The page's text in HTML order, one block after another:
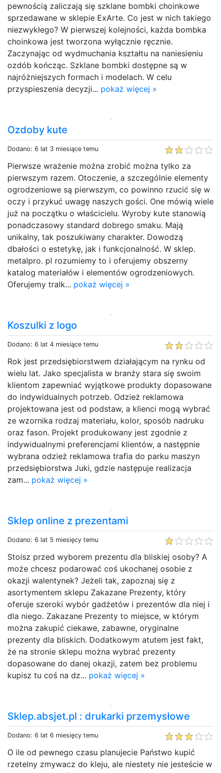
pewnością zaliczają się szklane bombki choinkowe
sprzedawane w sklepie ExArte. Co jest w nich takiego
niezwykłego? W pierwszej kolejności, każda bombka
choinkowa jest tworzona wyłącznie ręcznie.
Zaczynając od wydmuchania kształtu na naniesieniu
ozdób kończąc. Szklane bombki dostępne są w
najróżniejszych formach i modelach. W celu
przyspieszenia decyzji... pokaż więcej »
Ozdoby kute
Dodano: 6 lat 3 miesiące temu
Pierwsze wrażenie można zrobić można tylko za
pierwszym razem. Otoczenie, a szczególnie elementy
ogrodzeniowe są pierwszym, co powinno rzucić się w
oczy i przykuć uwagę naszych gości. One mówią wiele
już na początku o właścicielu. Wyroby kute stanowią
ponadczasowy standard dobrego smaku. Mają
unikalny, tak poszukiwany charakter. Dowodzą
dbałości o estetykę, jak i funkcjonalność. W sklep.
metalpro. pl rozumiemy to i oferujemy obszerny
katalog materiałów i elementów ogrodzeniowych.
Oferujemy tralk... pokaż więcej »
Koszulki z logo
Dodano: 6 lat 4 miesiące temu
Rok jest przedsiębiorstwem działającym na rynku od
wielu lat. Jako specjalista w branży stara się swoim
klientom zapewniać wyjątkowe produkty dopasowane
do indywidualnych potrzeb. Odzież reklamowa
projektowana jest od podstaw, a klienci mogą wybrać
ze wzornika rodzaj materiału, kolor, sposób nadruku
oraz fason. Projekt produkowany jest zgodnie z
indywidualnymi preferencjami klientów, a następnie
wybrana odzież reklamowa trafia do parku maszyn
przedsiębiorstwa Juki, gdzie następuje realizacja
zam... pokaż więcej »
Sklep online z prezentami
Dodano: 6 lat 5 miesięcy temu
Stoisz przed wyborem prezentu dla bliskiej osoby? A
może chcesz podarować coś ukochanej osobie z
okazji walentynek? Jeżeli tak, zapoznaj się z
asortymentem sklepu Zakazane Prezenty, który
oferuje szeroki wybór gadżetów i prezentów dla niej i
dla niego. Zakazane Prezenty to miejsce, w którym
można zakupić ciekawe, zabawne, oryginalne
prezenty dla bliskich. Dodatkowym atutem jest fakt,
że na stronie sklepu można wybrać prezenty
dopasowane do danej okazji, zatem bez problemu
kupisz tu coś na dz... pokaż więcej »
Sklep.absjet.pl : drukarki przemysłowe
Dodano: 6 lat 6 miesięcy temu
O ile od pewnego czasu planujecie Państwo kupić
rzetelny zmywacz do kleju, ale niestety nie jesteście w